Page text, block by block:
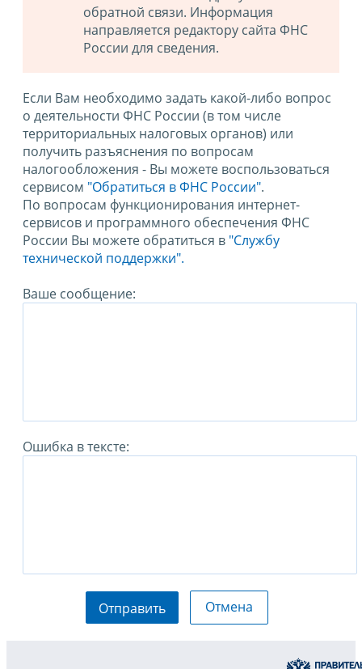
обратной связи. Информация
направляется редактору сайта ФНС
России для сведения.
Если Вам необходимо задать какой-либо вопрос
о деятельности ФНС России (в том числе
территориальных налоговых органов) или
получить разъяснения по вопросам
налогообложения - Вы можете воспользоваться
сервисом "Обратиться в ФНС России".
По вопросам функционирования интернет-
сервисов и программного обеспечения ФНС
России Вы можете обратиться в "Службу
технической поддержки".
Ваше сообщение:
Ошибка в тексте:
Отправить Отмена